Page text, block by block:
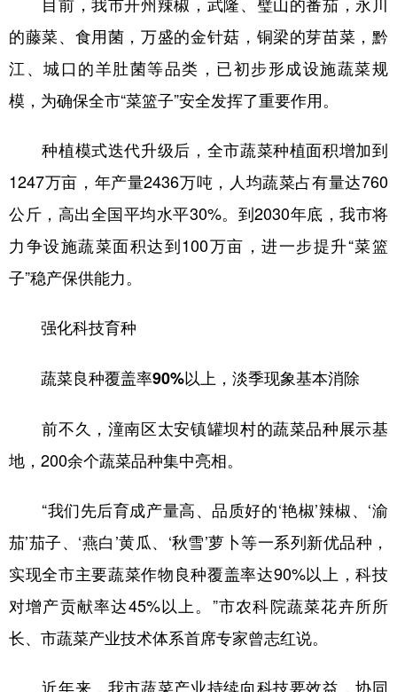
的藤菜、食用菌，万盛的金针菇，铜梁的芽苗菜，黔
江、城口的羊肚菌等品类，已初步形成设施蔬菜规
模，为确保全市“菜篮子”安全发挥了重要作用。
种植模式迭代升级后，全市蔬菜种植面积增加到
1247万亩，年产量2436万吨，人均蔬菜占有量达760
公斤，高出全国平均水平30%。到2030年底，我市将
力争设施蔬菜面积达到100万亩，进一步提升“菜篮
子”稳产保供能力。
强化科技育种
蔬菜良种覆盖率90%以上，淡季现象基本消除
前不久，潼南区太安镇罐坝村的蔬菜品种展示基
地，200余个蔬菜品种集中亮相。
“我们先后育成产量高、品质好的‘艳椒’辣椒、‘渝
茄’茄子、‘燕白’黄瓜、‘秋雪’萝卜等一系列新优品种，
实现全市主要蔬菜作物良种覆盖率达90%以上，科技
对增产贡献率达45%以上。”市农科院蔬菜花卉所所
长、市蔬菜产业技术体系首席专家曾志红说。
近年来，我市蔬菜产业持续向科技要效益，协同